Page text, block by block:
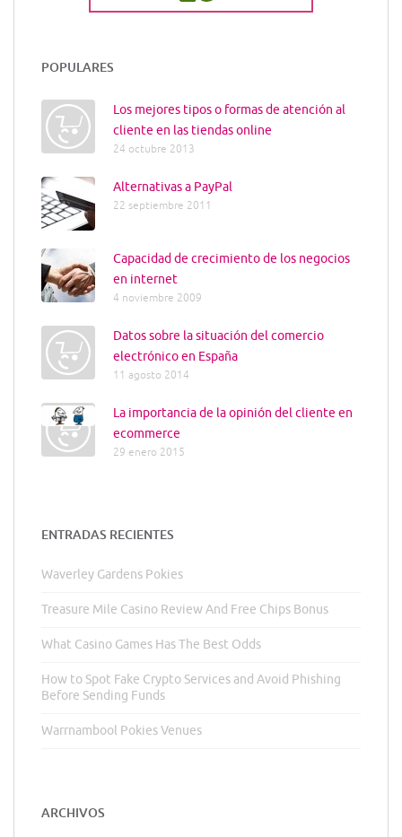
POPULARES
Los mejores tipos o formas de atención al
cliente en las tiendas online
24 octubre 2013
Alternativas a PayPal
22 septiembre 2011
Capacidad de crecimiento de los negocios
en internet
4 noviembre 2009
Datos sobre la situación del comercio
electrónico en España
11 agosto 2014
La importancia de la opinión del cliente en
ecommerce
29 enero 2015
ENTRADAS RECIENTES
Waverley Gardens Pokies
Treasure Mile Casino Review And Free Chips Bonus
What Casino Games Has The Best Odds
How to Spot Fake Crypto Services and Avoid Phishing
Before Sending Funds
Warrnambool Pokies Venues
ARCHIVOS